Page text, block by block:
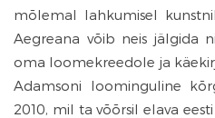
mõlemal lahkumisel
Aegreana võib neis jälgida
oma loomekreedole ja
Adamsoni loominguline
2010, mil ta võõrsil elava